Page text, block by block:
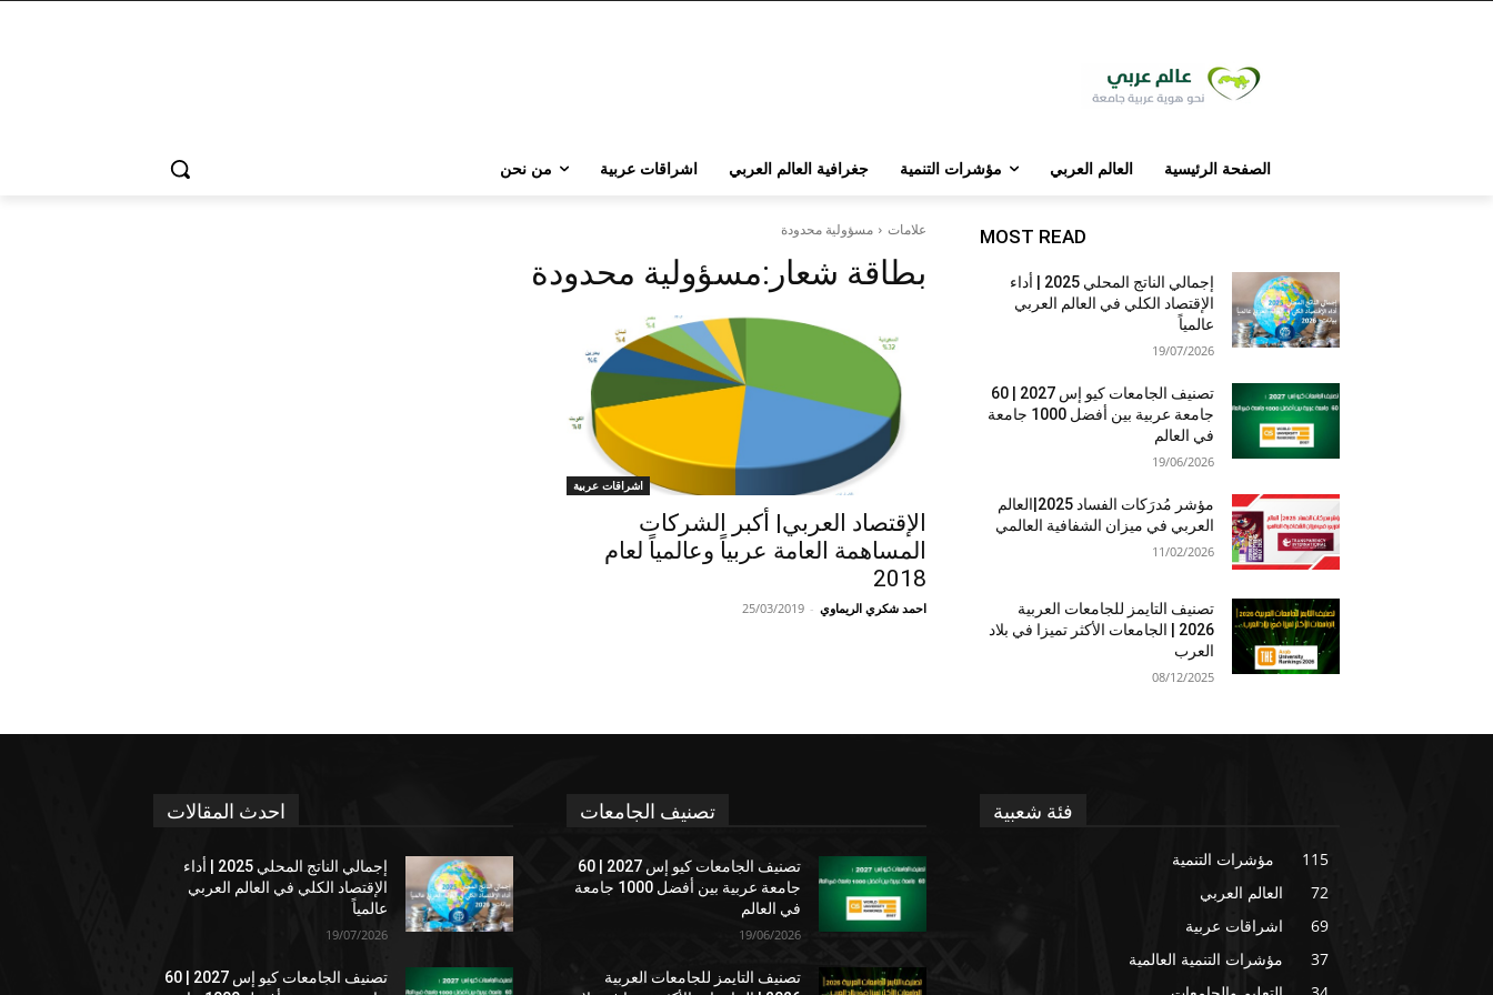
الصفحة الرئيسية العالم العربي مؤشرات التنمية جغرافية العالم العربي اشراقات عربية من نحن
علامات مسؤولية محدودة
بطاقة شعار:مسؤولية محدودة
اشراقات عربية
الإقتصاد العربي| أكبر الشركات
المساهمة العامة عربياً وعالمياً لعام
2018
احمد شكري الريماوي -
25/03/2019
MOST READ
إجمالي الناتج المحلي 2025 | أداء
الإقتصاد الكلي في العالم العربي
عالمياً
19/07/2026
تصنيف الجامعات كيو إس 2027 | 60
جامعة عربية بين أفضل 1000 جامعة
في العالم
19/06/2026
مؤشر مُدرَكات الفساد 2025|العالم
العربي في ميزان الشفافية العالمي
11/02/2026
تصنيف التايمز للجامعات العربية
2026 | الجامعات الأكثر تميزا في بلاد
العرب
08/12/2025
احدث المقالات
إجمالي الناتج المحلي 2025 | أداء
الإقتصاد الكلي في العالم العربي
عالمياً
19/07/2026
تصنيف الجامعات كيو إس 2027 | 60
تصنيف الجامعات
تصنيف الجامعات كيو إس 2027 | 60
جامعة عربية بين أفضل 1000 جامعة
في العالم
19/06/2026
تصنيف التايمز للجامعات العربية
فئة شعبية
مؤشرات التنمية
115
العالم العربي
72
اشراقات عربية
69
مؤشرات التنمية العالمية
37